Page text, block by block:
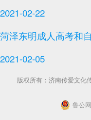
2021-02-22
菏泽东明成人高考和
2021-02-05
版权所有： 济南传爱文化
鲁公